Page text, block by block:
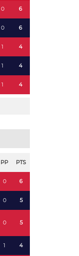
0 6
0 6
1 4
1 4
1 4
PP PTS
0 6
0 5
0 5
1 4